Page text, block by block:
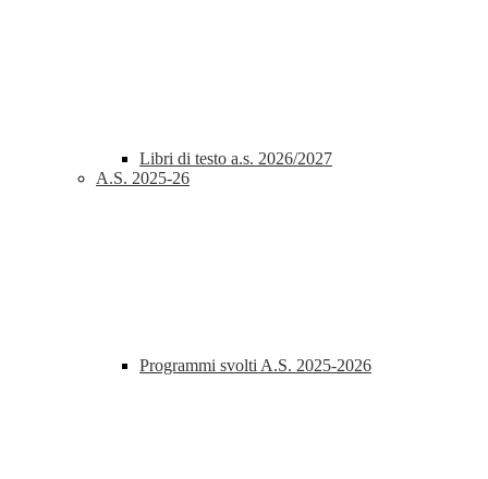
Libri di testo a.s. 2026/2027
A.S. 2025-26
Programmi svolti A.S. 2025-2026